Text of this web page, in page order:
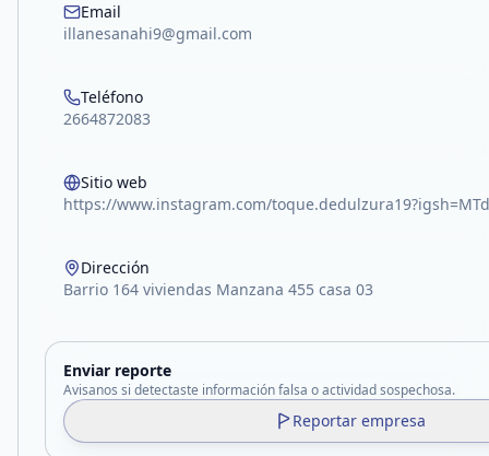
Email
illanesanahi9@gmail.com
Teléfono
2664872083
Sitio web
https://www.instagram.com/
Dirección
Barrio 164 viviendas Manzana 455 casa 03
Enviar reporte
Avisanos si detectaste información falsa o actividad sospechosa.
Reportar empresa